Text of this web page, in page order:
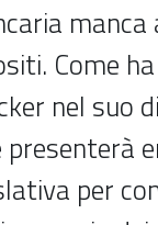
Come
nel suo
presenterà
per